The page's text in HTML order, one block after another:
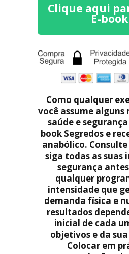
Clique aqui
E-
Como qualquer
você assume alguns
saúde e
book Segredos e
anabólico.
siga todas as suas
segurança
qualquer
intensidade que
demanda física e
resultados
inicial de cada
objetivos e da
Colocar em